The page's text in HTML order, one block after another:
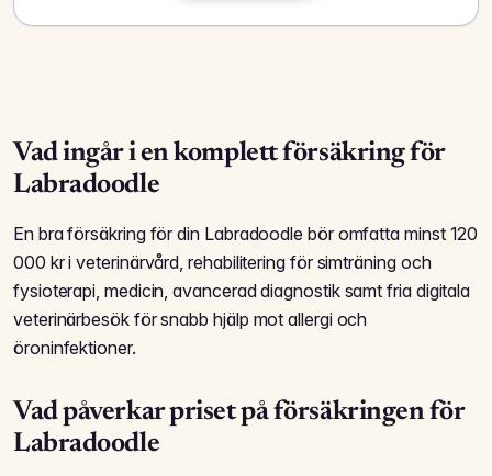
Vad ingår i en komplett försäkring för
Labradoodle
En bra försäkring för din Labradoodle bör omfatta minst 120
000 kr i veterinärvård, rehabilitering för simträning och
fysioterapi, medicin, avancerad diagnostik samt fria digitala
veterinärbesök för snabb hjälp mot allergi och
öroninfektioner.
Vad påverkar priset på försäkringen för
Labradoodle